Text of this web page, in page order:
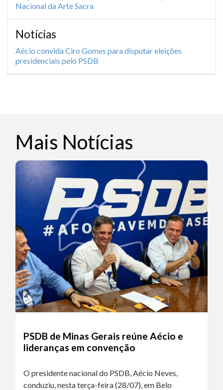
Nacional da Arte Sacra
Notícias
Aécio convida Ciro Gomes para disputar eleições
presidenciais pelo PSDB
Mais Notícias
PSDB de Minas Gerais reúne Aécio e
lideranças em convenção
O presidente nacional do PSDB, Aécio Neves,
conduziu, nesta terça-feira (28/07), em Belo